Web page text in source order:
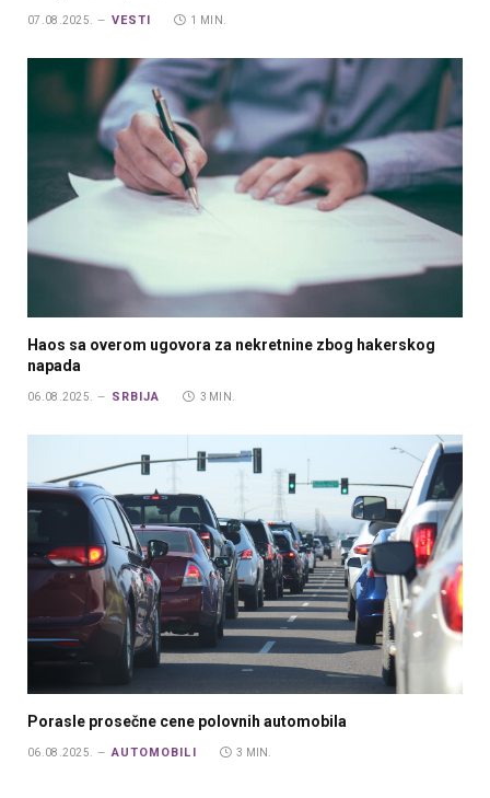
07.08.2025. VESTI 1 MIN.
Haos sa overom ugovora za nekretnine zbog hakerskog
napada
06.08.2025. SRBIJA 3 MIN.
Porasle prosečne cene polovnih automobila
06.08.2025. AUTOMOBILI 3 MIN.